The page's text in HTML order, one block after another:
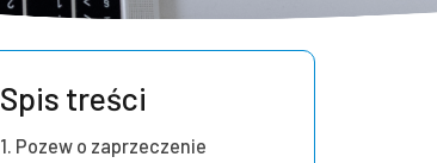
Spis treści
Pozew o zaprzeczenie